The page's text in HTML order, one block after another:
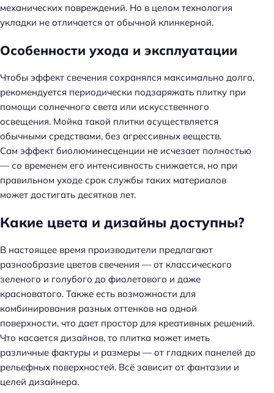
механических повреждений. Но в целом технология
укладки не отличается от обычной клинкерной.
Особенности ухода и эксплуатации
Чтобы эффект свечения сохранялся максимально долго,
рекомендуется периодически подзаряжать плитку при
помощи солнечного света или искусственного
освещения. Мойка такой плитки осуществляется
обычными средствами, без агрессивных веществ.
Сам эффект биолюминесценции не исчезает полностью
— со временем его интенсивность снижается, но при
правильном уходе срок службы таких материалов
может достигать десятков лет.
Какие цвета и дизайны доступны?
В настоящее время производители предлагают
разнообразие цветов свечения — от классического
зеленого и голубого до фиолетового и даже
красноватого. Также есть возможности для
комбинирования разных оттенков на одной
поверхности, что дает простор для креативных решений.
Что касается дизайнов, то плитка может иметь
различные фактуры и размеры — от гладких панелей до
рельефных поверхностей. Всё зависит от фантазии и
целей дизайнера.